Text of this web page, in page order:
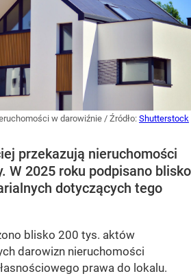
w darowiźnie / Źródło: Shutterstock
przekazują nieruchomości
W 2025 roku podpisano blisko
dotyczących tego
blisko 200 tys. aktów
darowizn nieruchomości
prawa do lokalu.